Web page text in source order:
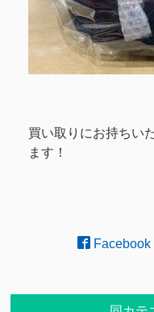
買い取りにお持ちい
ます！
Facebook